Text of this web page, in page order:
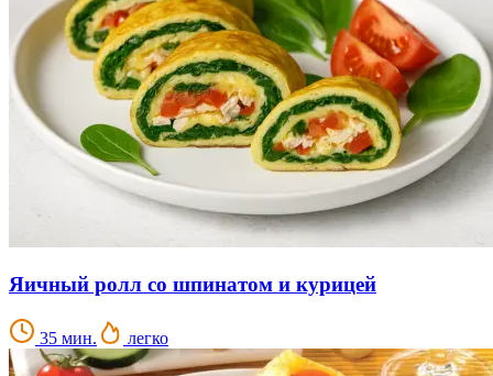
Яичный ролл со шпинатом и курицей
35 мин. легко